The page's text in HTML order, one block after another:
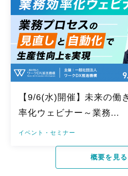
【9/6(水)開催】未来の働
率化ウェビナー～業務…
イベント・セミナー
概要を見る